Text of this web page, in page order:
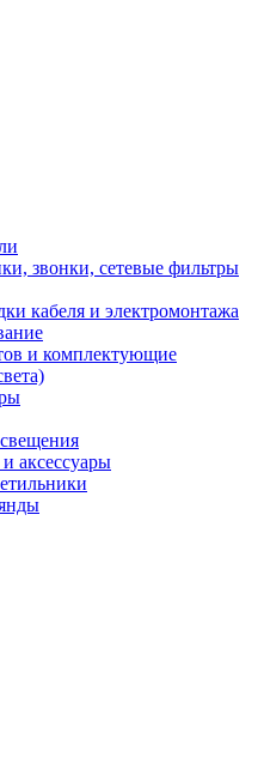
звонки, сетевые фильтры
кабеля и электромонтажа
и комплектующие
аксессуары